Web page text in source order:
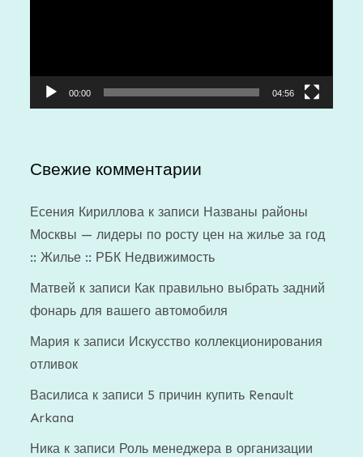
00:00 04:56
Свежие комментарии
Есения Кириллова к записи Названы районы
Москвы — лидеры по росту цен на жилье за год
:: Жилье :: РБК Недвижимость
Матвей к записи Как правильно выбрать задний
фонарь для вашего автомобиля
Мария к записи Искусство коллекционирования
отливок
Василиса к записи 5 причин купить Renault
Arkana
Ника к записи Роль менеджера в организации